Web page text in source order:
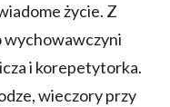
życie. Z
wychowawczyni
i korepetytorka.
wieczory przy